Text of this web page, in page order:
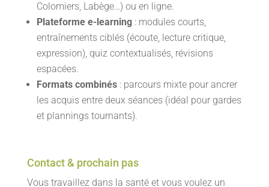
Colomiers, Labège…) ou en ligne.
Plateforme e-learning: modules courts,
entraînements ciblés (écoute, lecture critique,
expression), quiz contextualisés, révisions
espacées.
Formats combinés: parcours mixte pour ancrer
les acquis entre deux séances (idéal pour gardes
et plannings tournants).
Contact & prochain pas
Vous travaillez dans la santé et vous voulez un